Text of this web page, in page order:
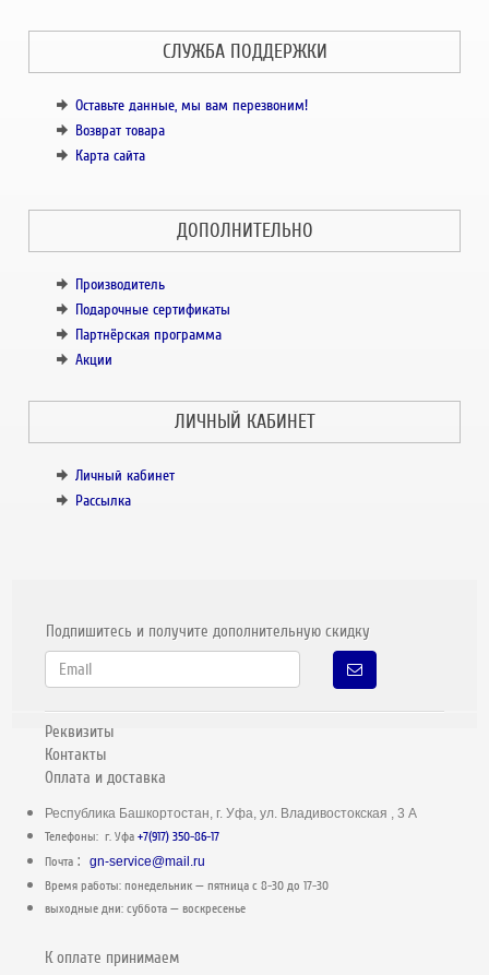
СЛУЖБА ПОДДЕРЖКИ
Оставьте данные, мы вам перезвоним!
Возврат товара
Карта сайта
ДОПОЛНИТЕЛЬНО
Производитель
Подарочные сертификаты
Партнёрская программа
Акции
ЛИЧНЫЙ КАБИНЕТ
Личный кабинет
Рассылка
Подпишитесь и получите дополнительную скидку
Реквизиты
Контакты
Оплата и доставка
Республика Башкортостан, г. Уфа, ул. Владивостокская , 3 А
Телефоны: г. Уфа+7(917) 350-86-17
Почта :gn-service@mail.ru
Время работы: понедельник — пятница c 8-30 до 17-30
выходные дни: суббота — воскресенье
К оплате принимаем